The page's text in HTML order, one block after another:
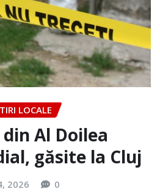
LOCALE
Al Doilea
găsite la Cluj
2026 0